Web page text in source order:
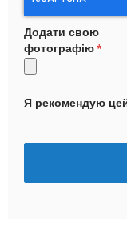
Додати свою
фотографію
Я рекомендую